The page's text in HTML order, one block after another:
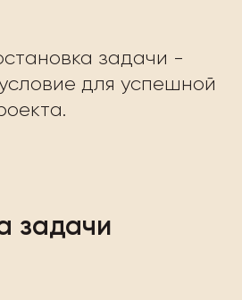
задачи -
для успешной
задачи